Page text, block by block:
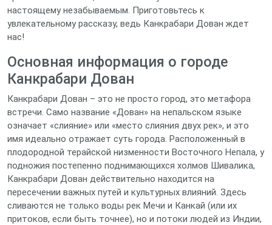
настоящему незабываемым. Приготовьтесь к
увлекательному рассказу, ведь Канкрабари Дован ждет
нас!
Основная информация о городе
Канкрабари Дован
Канкрабари Дован – это не просто город, это метафора
встречи. Само название «Дован» на непальском языке
означает «слияние» или «место слияния двух рек», и это
имя идеально отражает суть города. Расположенный в
плодородной терайской низменности Восточного Непала, у
подножия постепенно поднимающихся холмов Шивалика,
Канкрабари Дован действительно находится на
пересечении важных путей и культурных влияний. Здесь
сливаются не только воды рек Мечи и Канкай (или их
притоков, если быть точнее), но и потоки людей из Индии,